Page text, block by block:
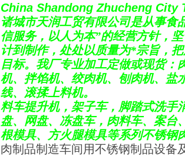
China Shandong Zhucheng
诸城市天润工贸有限公司是从事食
信服务，以人为本”的经营方针，
计到制作，处处以质量为*宗旨，
目标。我厂专业加工定做或现货：
机、拌馅机、绞肉机、刨肉机、盐
线、滚揉上料机。
料车提升机， 架子车， 脚踏式洗手
盘、网盘、冻盘车，肉料车、案台
根模具、方火腿模具等系列不锈钢
肉制品制造车间用不锈钢制品设备